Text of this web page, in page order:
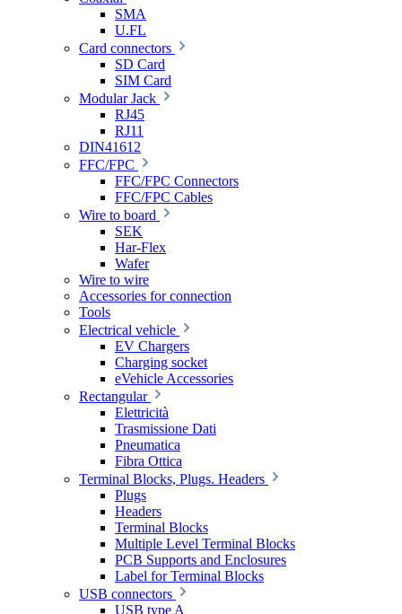
SMA
U.FL
Card connectors
SD Card
SIM Card
Modular Jack
RJ45
RJ11
DIN41612
FFC/FPC
FFC/FPC Connectors
FFC/FPC Cables
Wire to board
SEK
Har-Flex
Wafer
Wire to wire
Accessories for connection
Tools
Electrical vehicle
EV Chargers
Charging socket
eVehicle Accessories
Rectangular
Elettricità
Trasmissione Dati
Pneumatica
Fibra Ottica
Terminal Blocks, Plugs. Headers
Plugs
Headers
Terminal Blocks
Multiple Level Terminal Blocks
PCB Supports and Enclosures
Label for Terminal Blocks
USB connectors
USB type A